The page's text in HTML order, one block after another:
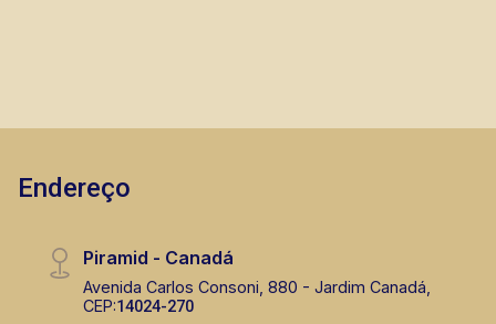
Endereço
Piramid - Canadá
Avenida Carlos Consoni, 880 - Jardim Canadá,
CEP:14024-270